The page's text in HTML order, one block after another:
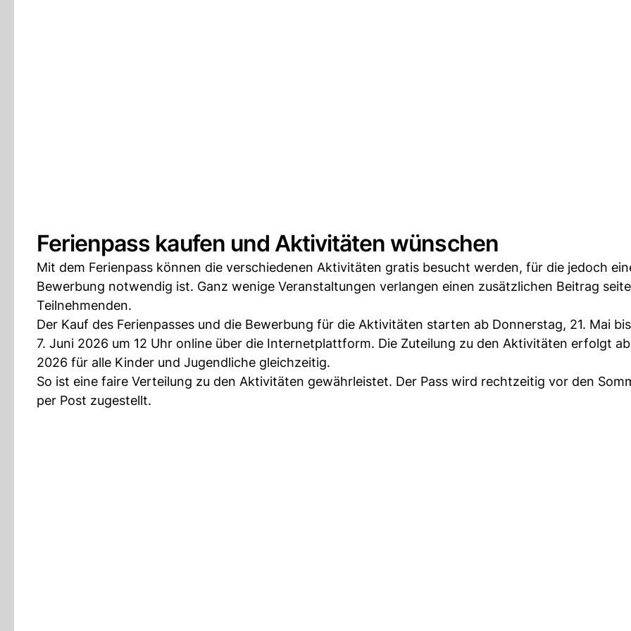
Ferienpass kaufen und Aktivitäten wünschen
Mit dem Ferienpass können die verschiedenen Aktivitäten gratis besucht werden, für die jedoch
Bewerbung notwendig ist. Ganz wenige Veranstaltungen verlangen einen zusätzlichen Beitrag
Teilnehmenden.
Der Kauf des Ferienpasses und die Bewerbung für die Aktivitäten starten ab Donnerstag, 21. Mai
7. Juni 2026 um 12 Uhr online über die Internetplattform. Die Zuteilung zu den Aktivitäten erfolgt
2026 für alle Kinder und Jugendliche gleichzeitig.
So ist eine faire Verteilung zu den Aktivitäten gewährleistet. Der Pass wird rechtzeitig vor den
per Post zugestellt.